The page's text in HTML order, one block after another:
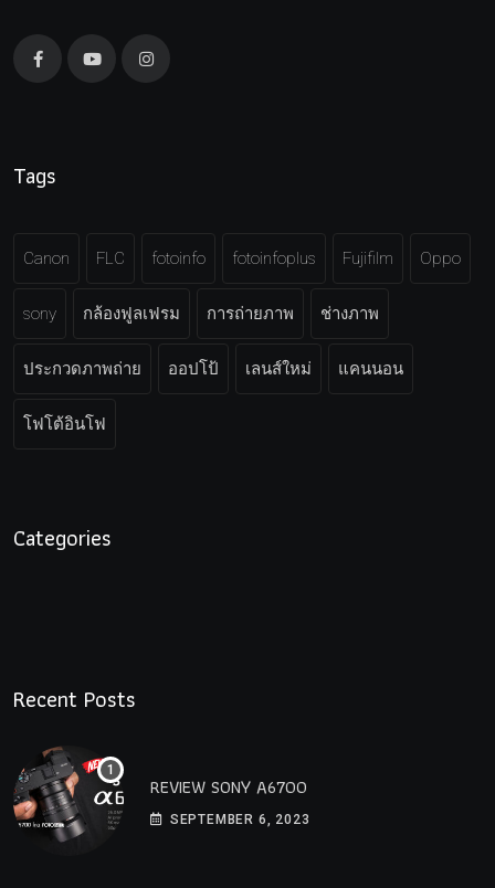
Tags
Canon FLC fotoinfo fotoinfoplus Fujifilm Oppo
sony กล้องฟูลเฟรม การถ่ายภาพ ช่างภาพ
ประกวดภาพถ่าย ออปโป้ เลนส์ใหม่ แคนนอน
โฟโต้อินโฟ
Categories
Recent Posts
REVIEW SONY A6700
SEPTEMBER 6, 2023